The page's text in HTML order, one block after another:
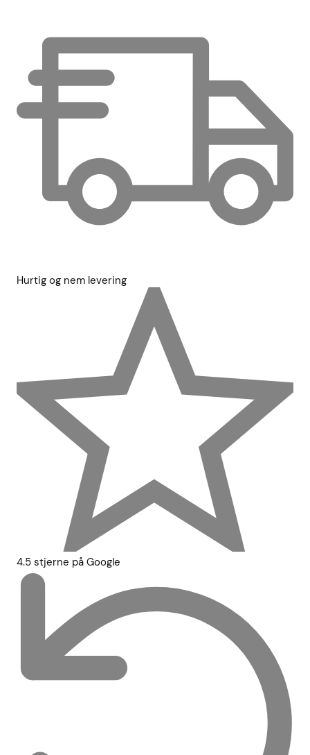
Hurtig og nem levering
4.5 stjerne på Google